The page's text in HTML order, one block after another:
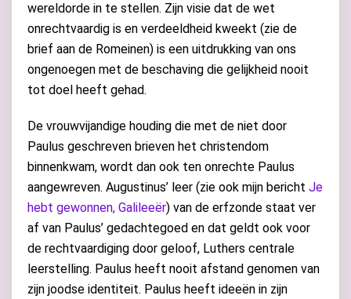
wereldorde in te stellen. Zijn visie dat de wet
onrechtvaardig is en verdeeldheid kweekt (zie de
brief aan de Romeinen) is een uitdrukking van ons
ongenoegen met de beschaving die gelijkheid nooit
tot doel heeft gehad.
De vrouwvijandige houding die met de niet door
Paulus geschreven brieven het christendom
binnenkwam, wordt dan ook ten onrechte Paulus
aangewreven. Augustinus’ leer (zie ook mijn bericht Je
hebt gewonnen, Galileeër) van de erfzonde staat ver
af van Paulus’ gedachtegoed en dat geldt ook voor
de rechtvaardiging door geloof, Luthers centrale
leerstelling. Paulus heeft nooit afstand genomen van
zijn joodse identiteit. Paulus heeft ideeën in zijn